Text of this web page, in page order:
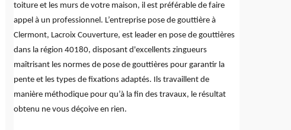
toiture et les murs de votre maison, il est préférable de faire
appel à un professionnel. L’entreprise pose de gouttière à
Clermont, Lacroix Couverture, est leader en pose de gouttières
dans la région 40180, disposant d'excellents zingueurs
maîtrisant les normes de pose de gouttières pour garantir la
pente et les types de fixations adaptés. Ils travaillent de
manière méthodique pour qu’à la fin des travaux, le résultat
obtenu ne vous déçoive en rien.